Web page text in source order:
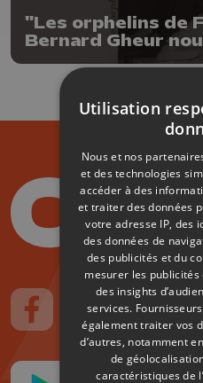
"Les orphelins de
Bernard Gheur
rencontre de
Suivez-nous sur FaceBook
Suivez-nous
Utilisation
Nous et nos
et des technologies
accéder à des
et traiter des données
votre adresse IP, des
des données de
des publicités et du
mesurer les
des insights
services.
également traiter vos
d’autres, notamment
de
caractéristiques de